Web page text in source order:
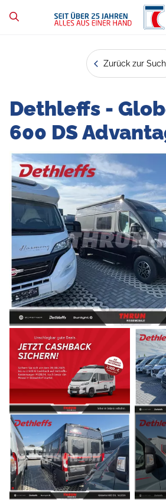
Zurück zur
Dethleffs -
600 DS